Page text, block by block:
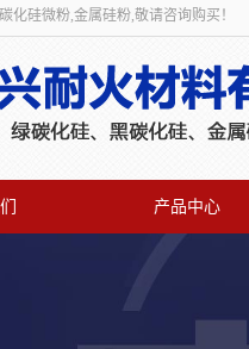
化硅微粉,金属硅粉,敬请咨询购买！
产品中心